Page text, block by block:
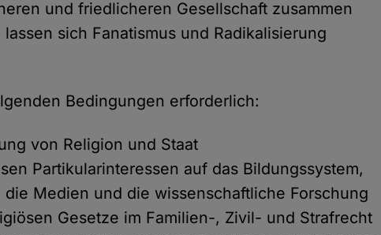
und friedlicheren Gesellschaft zusammen
sich Fanatismus und Radikalisierung
Bedingungen erforderlich:
von Religion und Staat
Partikularinteressen auf das Bildungssystem,
Medien und die wissenschaftliche Forschung
Gesetze im Familien-, Zivil- und Strafrecht